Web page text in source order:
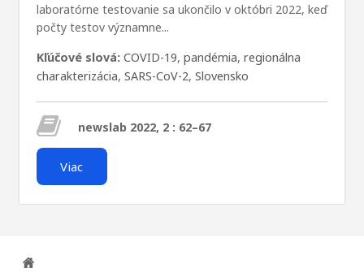
laboratórne testovanie sa ukončilo v októbri 2022, keď
počty testov významne...
Kľúčové slová: COVID-19, pandémia, regionálna
charakterizácia, SARS-CoV-2, Slovensko
newslab 2022, 2 : 62–67
Viac